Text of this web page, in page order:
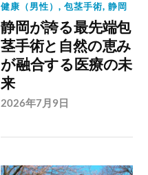
健康（男性）,包茎手術,静岡
静岡が誇る最先端包
茎手術と自然の恵み
が融合する医療の未
来
2026年7月9日